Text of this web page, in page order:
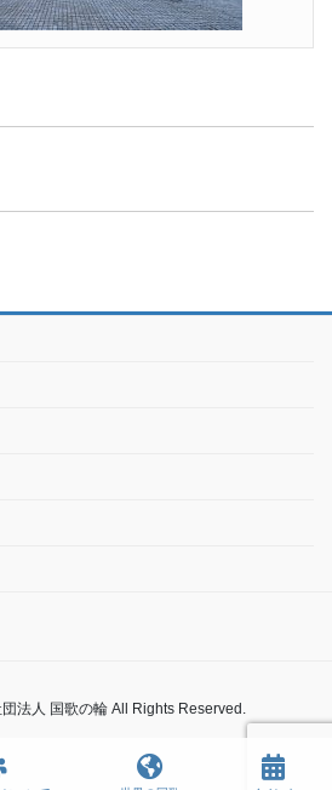
法人 国歌の輪 All Rights Reserved.